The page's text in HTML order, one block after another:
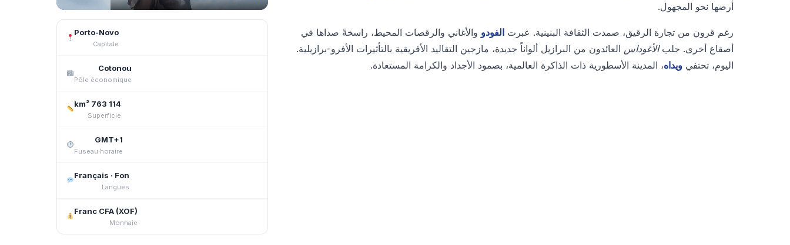
أرضها نحو المجهول.
رغم قرون من تجارة الرقيق، صمدت الثقافة البنينية. عبرت الفودو والأغاني والرقصات المحيط، راسخةً صداها في
أصقاع أخرى. جلبالأغوداس العائدون من البرازيل ألواناً جديدة، مازجين التقاليد الأفريقية بالتأثيرات الأفرو-برازيلية.
اليوم، تحتفي ويداه، المدينة الأسطورية ذات الذاكرة العالمية، بصمود الأجداد والكرامة المستعادة.
Porto-Novo
Capitale
🏙
Cotonou
Pôle économique
114 763 km²
Superficie
GMT+1
Fuseau horaire
Français · Fon
Langues
Franc CFA (XOF)
Monnaie